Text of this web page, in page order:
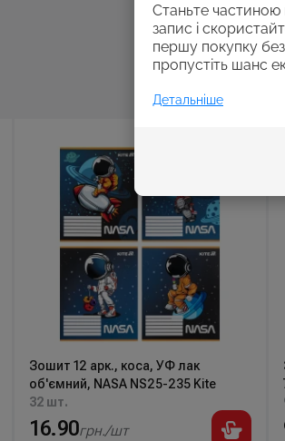
Станьте частиною
запис і
першу покупку
пропустіть шанс
Детальніше
Зошит 12 арк., коса, УФ лак
об'ємний, NASA NS25-235 Kite
32 шт.
16.90грн./шт